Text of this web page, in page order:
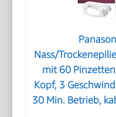
Nass/
mit 60
Kopf, 3
30 Min. Betrieb,